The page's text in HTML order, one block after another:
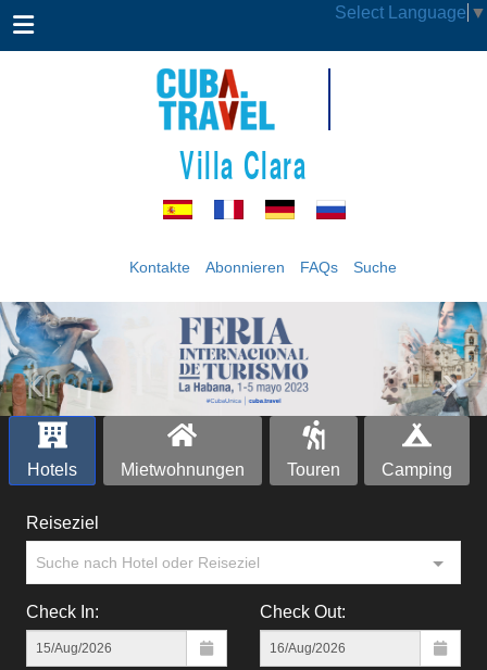
Select Language ▼
Villa Clara
Kontakte Abonnieren FAQs Suche
‹ ›
Hotels Mietwohnungen Touren Camping
Reiseziel
Suche nach Hotel oder Reiseziel
Check In: Check Out: